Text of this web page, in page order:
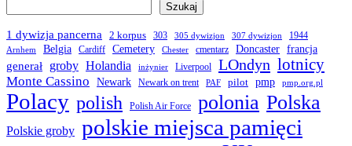
Szukaj
1 dywizja pancerna 2 korpus 303 305 dywizjon 307 dywizjon 1944
Arnhem Belgia Cardiff Cemetery Chester cmentarz Doncaster francja
generał
groby Holandia inżynier Liverpool LOndyn lotnicy
Monte Cassino Newark Newark on trent PAF pilot pmp pmp.org.pl
Polacy polish Polish Air Force polonia Polska
Polskie groby polskie miejsca pamięci